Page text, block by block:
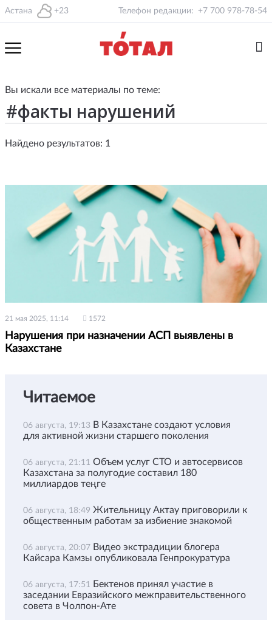
Астана +23 Телефон редакции: +7 700 978-78-54
Вы искали все материалы по теме:
Найдено результатов: 1
21 мая 2025, 11:14 1572
Нарушения при назначении АСП выявлены в
Казахстане
Читаемое
06 августа, 19:13 В Казахстане создают условия
для активной жизни старшего поколения
06 августа, 21:11 Объем услуг СТО и автосервисов
Казахстана за полугодие составил 180
миллиардов теңге
06 августа, 18:49 Жительницу Актау приговорили к
общественным работам за избиение знакомой
06 августа, 20:07 Видео экстрадиции блогера
Кайсара Камзы опубликовала Генпрокуратура
06 августа, 17:51 Бектенов принял участие в
заседании Евразийского межправительственного
совета в Чолпон-Ате